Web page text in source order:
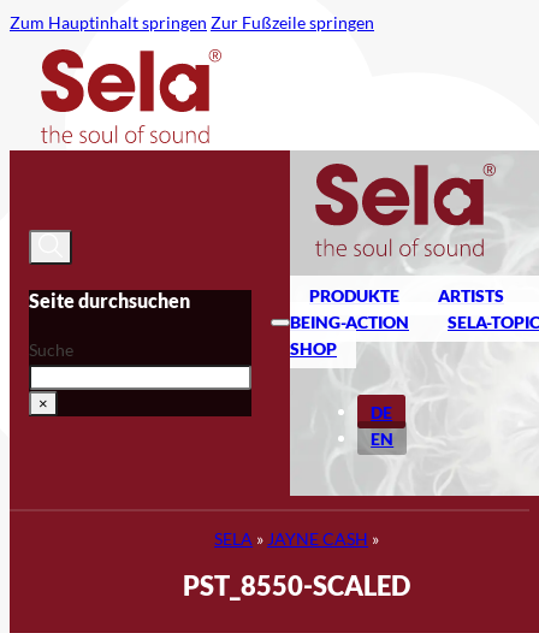
Zum Hauptinhalt springen Zur Fußzeile springen
Seite durchsuchen
Suche
×
PRODUKTE
ARTISTS
BEING-ACTION
SELA-
SHOP
DE
EN
SELA » JAYNE CASH »
PST_8550-SCALED